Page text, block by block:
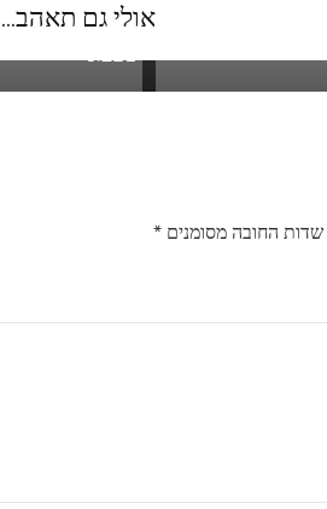
אולי גם תאהב...
משקאות אורז
טבעוני
שדות החובה מסומנים*